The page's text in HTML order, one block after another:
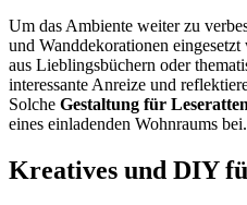
Um das Ambiente weiter zu
und Wanddekorationen
aus Lieblingsbüchern oder
interessante Anreize und
Solche Gestaltung für Leseratten
eines einladenden Wohnraums bei.
Kreatives und DIY